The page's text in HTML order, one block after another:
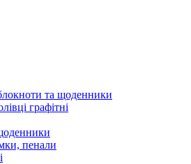
та щоденники
графітні
пенали